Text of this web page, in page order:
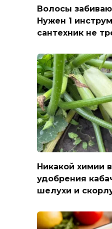
Волосы
Нужен 1
сантехник не
Никакой химии
удобрения
шелухи и